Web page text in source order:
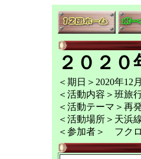
２０２
＜期日＞2020年12
＜活動内容＞班旅
＜活動テーマ＞再
＜活動場所＞天浜
＜参加者＞ フク